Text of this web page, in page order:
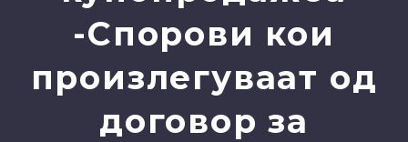
-Спорови кои
произлегуваат од
договор за